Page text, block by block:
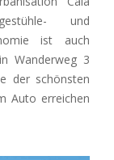
und
ist auch
Wanderweg 3
der schönsten
Auto erreichen